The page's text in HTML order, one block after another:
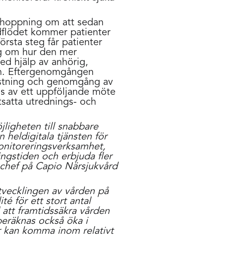
om att sedan
kommer patienter
steg får patienter
om hur den mer
hjälp av anhörig,
Eftergenomgången
och genomgång av
av ett uppföljande möte
utrednings- och
till snabbare
heldigitala tjänsten för
och erbjuda fler
på Capio Närsjukvård
av vården på
för ett stort antal
framtidssäkra vården
också öka i
komma inom relativt